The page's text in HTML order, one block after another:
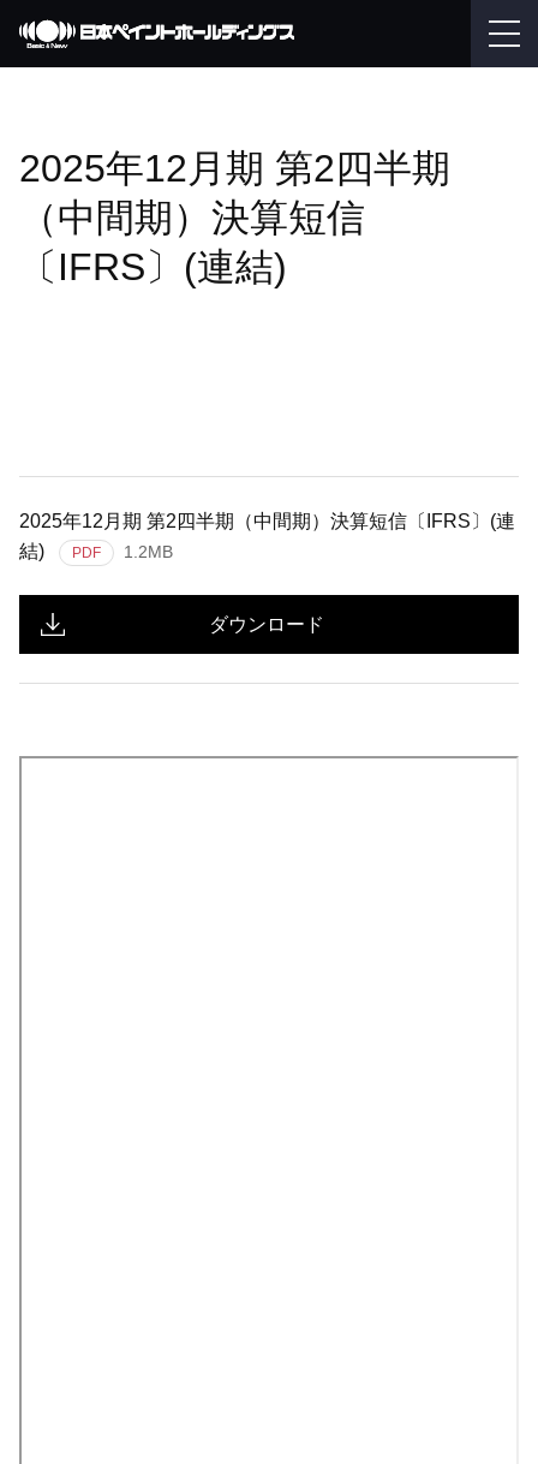
2025年12月期 第2四半期
（中間期）決算短信
〔IFRS〕(連結)
ダウンロード
2025年12月期 第2四半期（中間期）決算短信〔IFRS〕(連
結)
PDF 1.2MB